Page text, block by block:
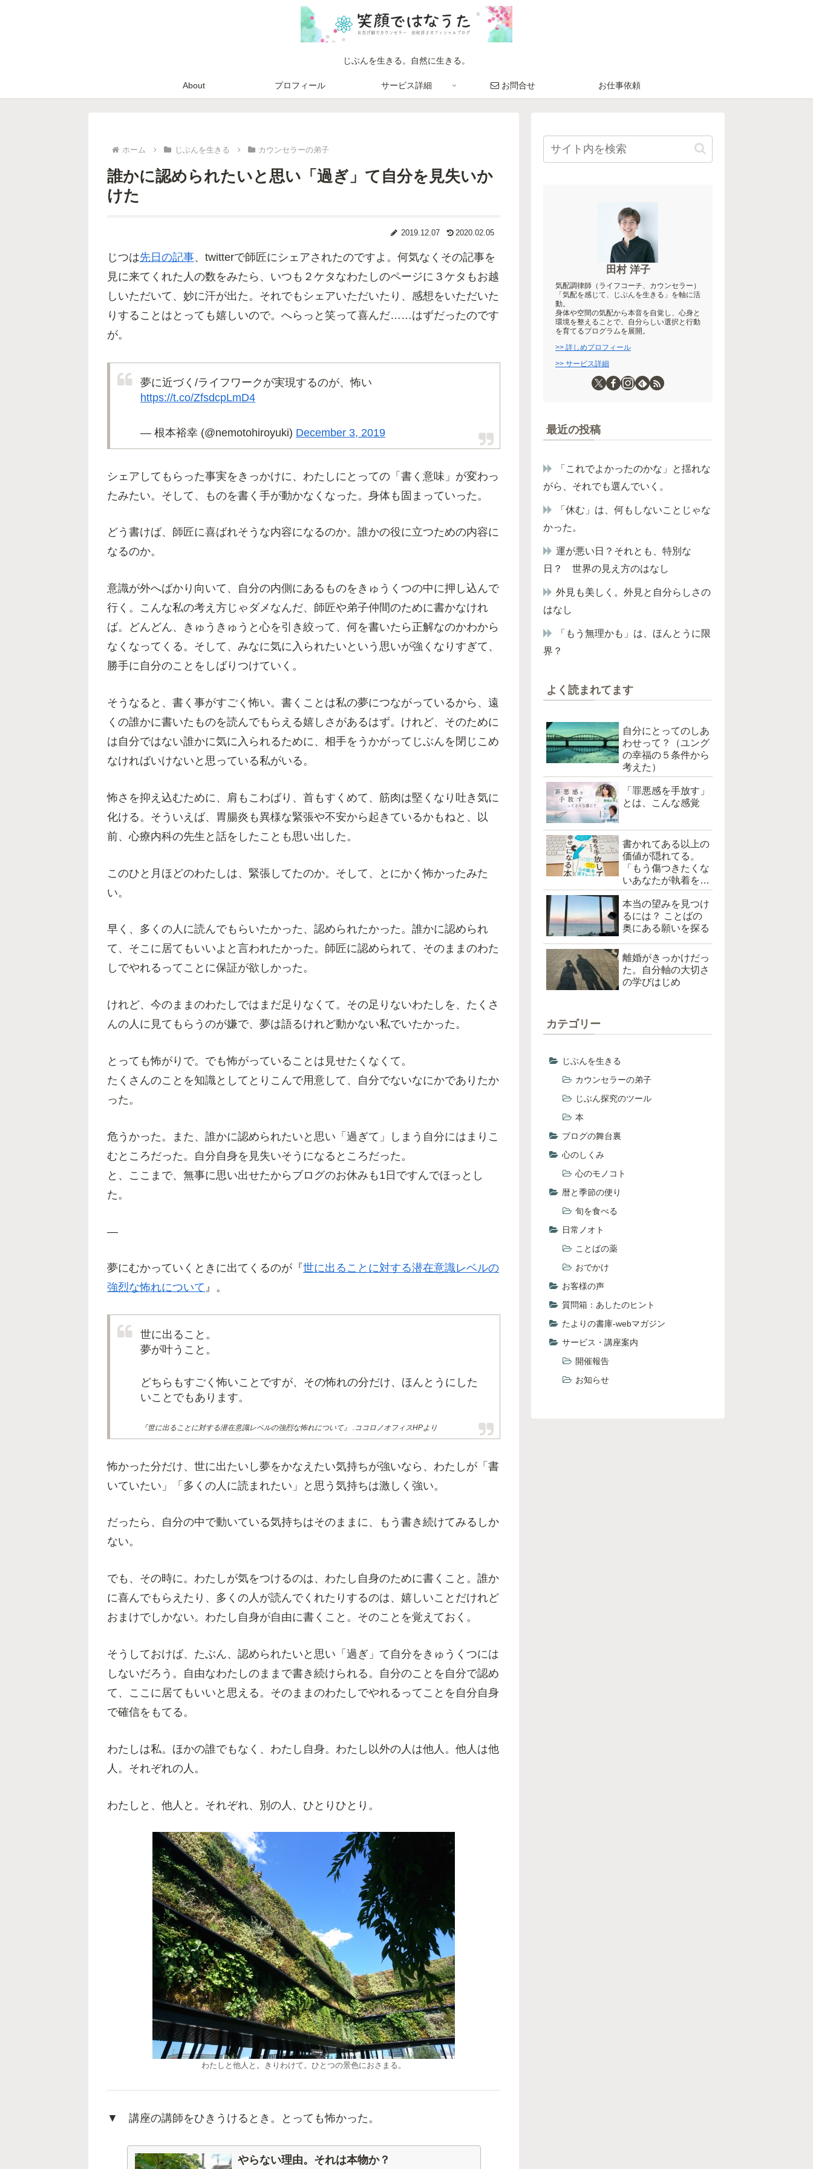
じぶんを生きる。自然に生きる。
About プロフィール サービス詳細 お問合せ お仕事依頼
ホーム じぶんを生きる カウンセラーの弟子
誰かに認められたいと思い「過ぎ」て自分を見失いか
けた
2019.12.07 2020.02.05
じつは先日の記事、twitterで師匠にシェアされたのですよ。何気なくその記事を
見に来てくれた人の数をみたら、いつも２ケタなわたしのページに３ケタもお越
しいただいて、妙に汗が出た。それでもシェアいただいたり、感想をいただいた
りすることはとっても嬉しいので。へらっと笑って喜んだ……はずだったのです
が。
夢に近づく/ライフワークが実現するのが、怖い
https://t.co/ZfsdcpLmD4
— 根本裕幸 (@nemotohiroyuki) December 3, 2019
シェアしてもらった事実をきっかけに、わたしにとっての「書く意味」が変わっ
たみたい。そして、ものを書く手が動かなくなった。身体も固まっていった。
どう書けば、師匠に喜ばれそうな内容になるのか。誰かの役に立つための内容に
なるのか。
意識が外へばかり向いて、自分の内側にあるものをきゅうくつの中に押し込んで
行く。こんな私の考え方じゃダメなんだ、師匠や弟子仲間のために書かなけれ
ば。どんどん、きゅうきゅうと心を引き絞って、何を書いたら正解なのかわから
なくなってくる。そして、みなに気に入られたいという思いが強くなりすぎて、
勝手に自分のことをしばりつけていく。
そうなると、書く事がすごく怖い。書くことは私の夢につながっているから、遠
くの誰かに書いたものを読んでもらえる嬉しさがあるはず。けれど、そのために
は自分ではない誰かに気に入られるために、相手をうかがってじぶんを閉じこめ
なければいけないと思っている私がいる。
怖さを抑え込むために、肩もこわばり、首もすくめて、筋肉は堅くなり吐き気に
化ける。そういえば、胃腸炎も異様な緊張や不安から起きているかもねと、以
前、心療内科の先生と話をしたことも思い出した。
このひと月ほどのわたしは、緊張してたのか。そして、とにかく怖かったみた
い。
早く、多くの人に読んでもらいたかった、認められたかった。誰かに認められ
て、そこに居てもいいよと言われたかった。師匠に認められて、そのままのわた
しでやれるってことに保証が欲しかった。
けれど、今のままのわたしではまだ足りなくて。その足りないわたしを、たくさ
んの人に見てもらうのが嫌で、夢は語るけれど動かない私でいたかった。
とっても怖がりで。でも怖がっていることは見せたくなくて。
たくさんのことを知識としてとりこんで用意して、自分でないなにかでありたか
った。
危うかった。また、誰かに認められたいと思い「過ぎて」しまう自分にはまりこ
むところだった。自分自身を見失いそうになるところだった。
と、ここまで、無事に思い出せたからブログのお休みも1日ですんでほっとし
た。
—
夢にむかっていくときに出てくるのが『世に出ることに対する潜在意識レベルの
強烈な怖れについて 』。
世に出ること。
夢が叶うこと。
どちらもすごく怖いことですが、その怖れの分だけ、ほんとうにした
いことでもあります。
『世に出ることに対する潜在意識レベルの強烈な怖れについて』 .ココロノオフィスHPより
怖かった分だけ、世に出たいし夢をかなえたい気持ちが強いなら、わたしが「書
いていたい」「多くの人に読まれたい」と思う気持ちは激しく強い。
だったら、自分の中で動いている気持ちはそのままに、もう書き続けてみるしか
ない。
でも、その時に。わたしが気をつけるのは、わたし自身のために書くこと。誰か
に喜んでもらえたり、多くの人が読んでくれたりするのは、嬉しいことだけれど
おまけでしかない。わたし自身が自由に書くこと。そのことを覚えておく。
そうしておけば、たぶん、認められたいと思い「過ぎ」て自分をきゅうくつには
しないだろう。自由なわたしのままで書き続けられる。自分のことを自分で認め
て、ここに居てもいいと思える。そのままのわたしでやれるってことを自分自身
で確信をもてる。
わたしは私。ほかの誰でもなく、わたし自身。わたし以外の人は他人。他人は他
人。それぞれの人。
わたしと、他人と。それぞれ、別の人、ひとりひとり。
わたしと他人と。きりわけて。ひとつの景色におさまる。
▼ 講座の講師をひきうけるとき。とっても怖かった。
やらない理由。それは本物か？
田村 洋子
気配調律師（ライフコーチ、カウンセラー）
「気配を感じて、じぶんを生きる」を軸に活
動。
身体や空間の気配から本音を自覚し、心身と
環境を整えることで、自分らしい選択と行動
を育てるプログラムを展開。
>> 詳しめプロフィール
>> サービス詳細
最近の投稿
「これでよかったのかな」と揺れな
がら、それでも選んでいく。
「休む」は、何もしないことじゃな
かった。
運が悪い日？それとも、特別な
日？ 世界の見え方のはなし
外見も美しく。外見と自分らしさの
はなし
「もう無理かも」は、ほんとうに限
界？
よく読まれてます
自分にとってのしあ
わせって？（ユング
の幸福の５条件から
考えた）
「罪悪感を手放す」
とは、こんな感覚
書かれてある以上の
価値が隠れてる。
「もう傷つきたくな
いあなたが執着を手
放して「幸せ」にな
る本（根本裕幸著）
を読んだ
本当の望みを見つけ
るには？ ことばの
奥にある願いを探る
離婚がきっかけだっ
た。自分軸の大切さ
の学びはじめ
カテゴリー
じぶんを生きる
カウンセラーの弟子
じぶん探究のツール
本
ブログの舞台裏
心のしくみ
心のモノコト
暦と季節の便り
旬を食べる
日常ノオト
ことばの薬
おでかけ
お客様の声
質問箱：あしたのヒント
たよりの書庫-webマガジン
サービス・講座案内
開催報告
お知らせ